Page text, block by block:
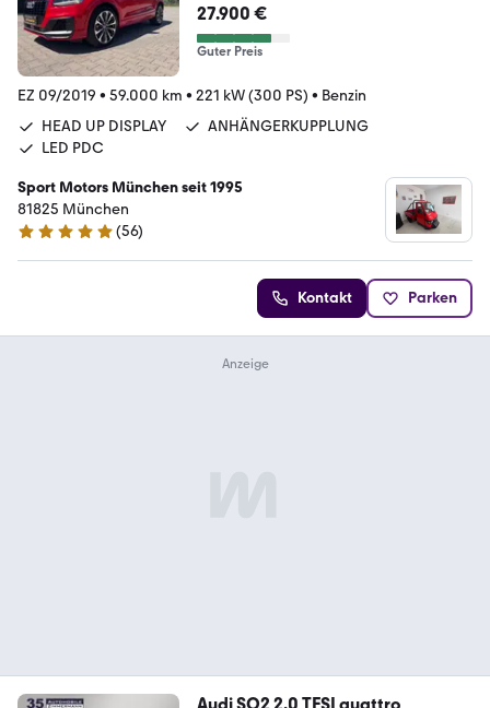
27.900 €
Guter Preis
EZ 09/2019 • 59.000 km • 221 kW (300 PS) • Benzin
HEAD UP DISPLAY
ANHÄNGERKUPPLUNG
LED PDC
Sport Motors München seit 1995
81825 München
4.8 Sterne
(56)
Kontakt Parken